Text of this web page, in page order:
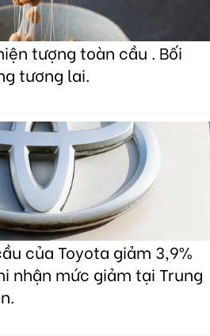
tượng toàn cầu . Bối
tương lai.
của Toyota giảm 3,9%
nhận mức giảm tại Trung